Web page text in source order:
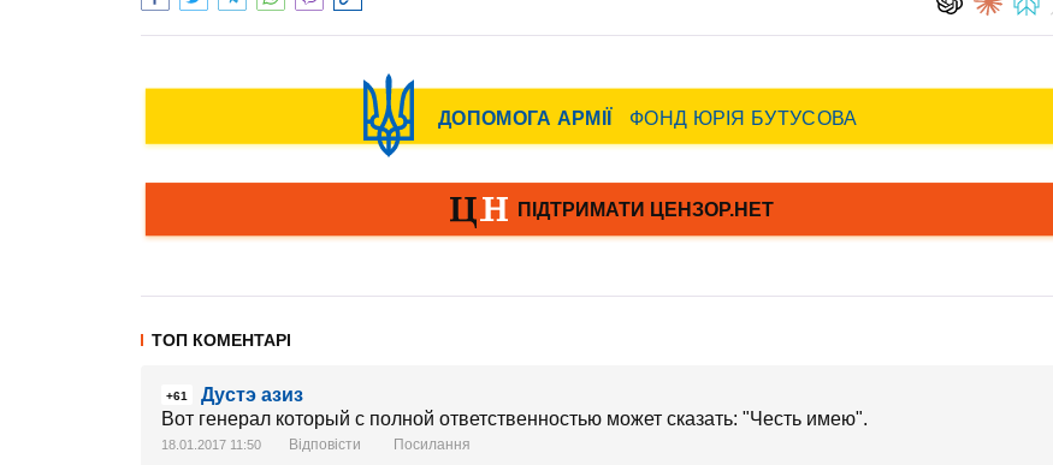
ТОП КОМЕНТАРІ
+61
Дустэ азиз
Вот генерал который с полной ответственностью может сказать: "Честь имею".
18.01.2017 11:50 Відповісти Посилання